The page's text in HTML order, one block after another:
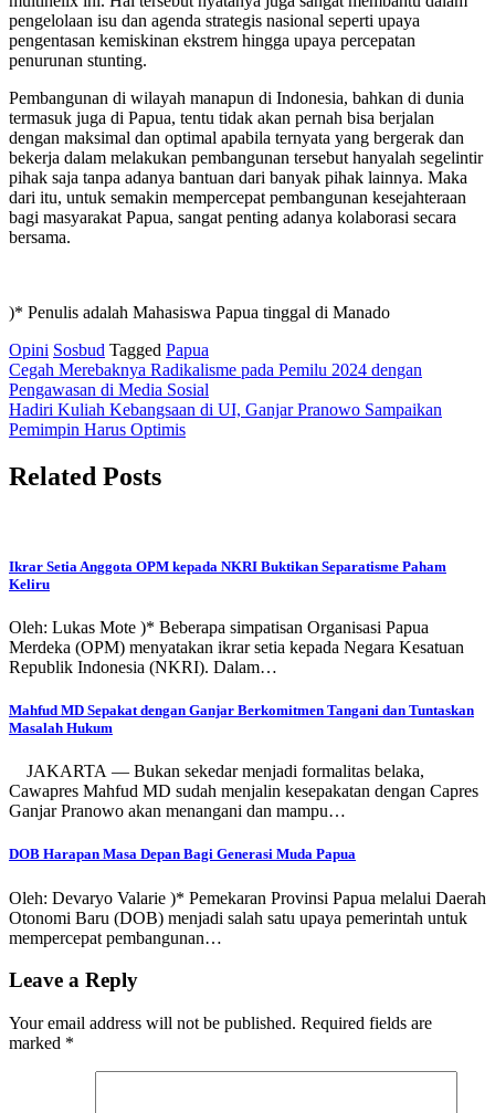
pengelolaan isu dan agenda strategis nasional seperti upaya
pengentasan kemiskinan ekstrem hingga upaya percepatan
penurunan stunting.
Pembangunan di wilayah manapun di Indonesia, bahkan di dunia
termasuk juga di Papua, tentu tidak akan pernah bisa berjalan
dengan maksimal dan optimal apabila ternyata yang bergerak dan
bekerja dalam melakukan pembangunan tersebut hanyalah segelintir
pihak saja tanpa adanya bantuan dari banyak pihak lainnya. Maka
dari itu, untuk semakin mempercepat pembangunan kesejahteraan
bagi masyarakat Papua, sangat penting adanya kolaborasi secara
bersama.
)* Penulis adalah Mahasiswa Papua tinggal di Manado
Opini Sosbud Tagged Papua
Post
navigation
Cegah Merebaknya Radikalisme pada Pemilu 2024 dengan
Pengawasan di Media Sosial
Hadiri Kuliah Kebangsaan di UI, Ganjar Pranowo Sampaikan
Pemimpin Harus Optimis
Related Posts
Ikrar Setia Anggota OPM kepada NKRI Buktikan Separatisme Paham
Keliru
Oleh: Lukas Mote )* Beberapa simpatisan Organisasi Papua
Merdeka (OPM) menyatakan ikrar setia kepada Negara Kesatuan
Republik Indonesia (NKRI). Dalam…
Mahfud MD Sepakat dengan Ganjar Berkomitmen Tangani dan Tuntaskan
Masalah Hukum
JAKARTA — Bukan sekedar menjadi formalitas belaka,
Cawapres Mahfud MD sudah menjalin kesepakatan dengan Capres
Ganjar Pranowo akan menangani dan mampu…
DOB Harapan Masa Depan Bagi Generasi Muda Papua
Oleh: Devaryo Valarie )* Pemekaran Provinsi Papua melalui Daerah
Otonomi Baru (DOB) menjadi salah satu upaya pemerintah untuk
mempercepat pembangunan…
Leave a Reply
Your email address will not be published. Required fields are
marked *